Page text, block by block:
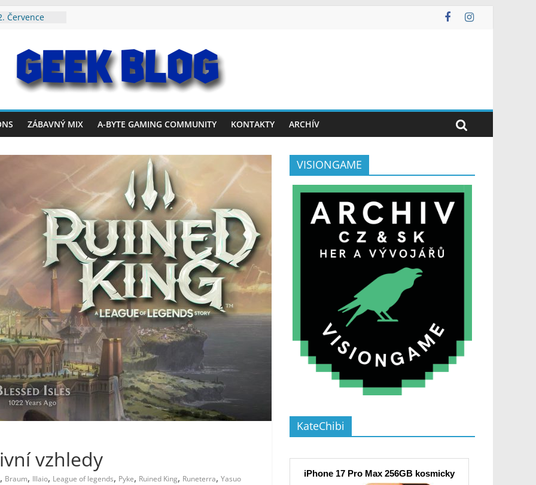
Července
– 2.
Července
ZÁBAVNÝ MIX A-BYTE GAMING COMMUNITY KONTAKTY ARCHÍV
vzhledy
, Braum, Illaio, League of legends, Pyke, Ruined King, Runeterra, Yasuo
VISIONGAME
KateChibi